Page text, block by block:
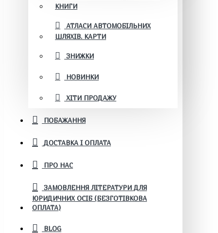
КНИГИ
АТЛАСИ АВТОМОБІЛЬНИХ
ШЛЯХІВ. КАРТИ
ЗНИЖКИ
НОВИНКИ
ХІТИ ПРОДАЖУ
ПОБАЖАННЯ
ДОСТАВКА І ОПЛАТА
ПРО НАС
ЗАМОВЛЕННЯ ЛІТЕРАТУРИ ДЛЯ
ЮРИДИЧНИХ ОСІБ (БЕЗГОТІВКОВА
ОПЛАТА)
BLOG